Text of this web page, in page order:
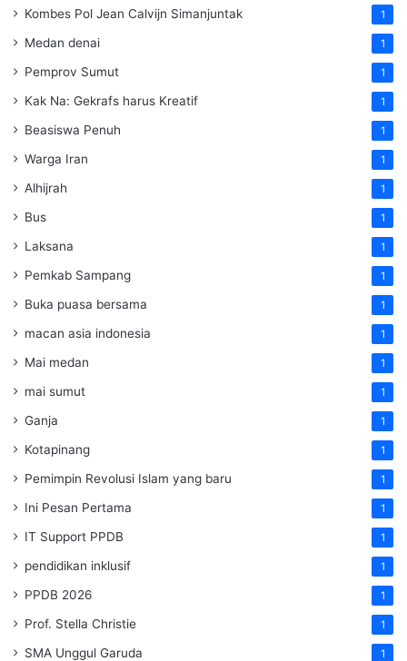
Kombes Pol Jean Calvijn Simanjuntak 1
Medan denai 1
Pemprov Sumut 1
Kak Na: Gekrafs harus Kreatif 1
Beasiswa Penuh 1
Warga Iran 1
Alhijrah 1
Bus 1
Laksana 1
Pemkab Sampang 1
Buka puasa bersama 1
macan asia indonesia 1
Mai medan 1
mai sumut 1
Ganja 1
Kotapinang 1
Pemimpin Revolusi Islam yang baru 1
Ini Pesan Pertama 1
IT Support PPDB 1
pendidikan inklusif 1
PPDB 2026 1
Prof. Stella Christie 1
SMA Unggul Garuda 1